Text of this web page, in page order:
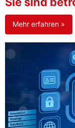
Mehr erfahren »